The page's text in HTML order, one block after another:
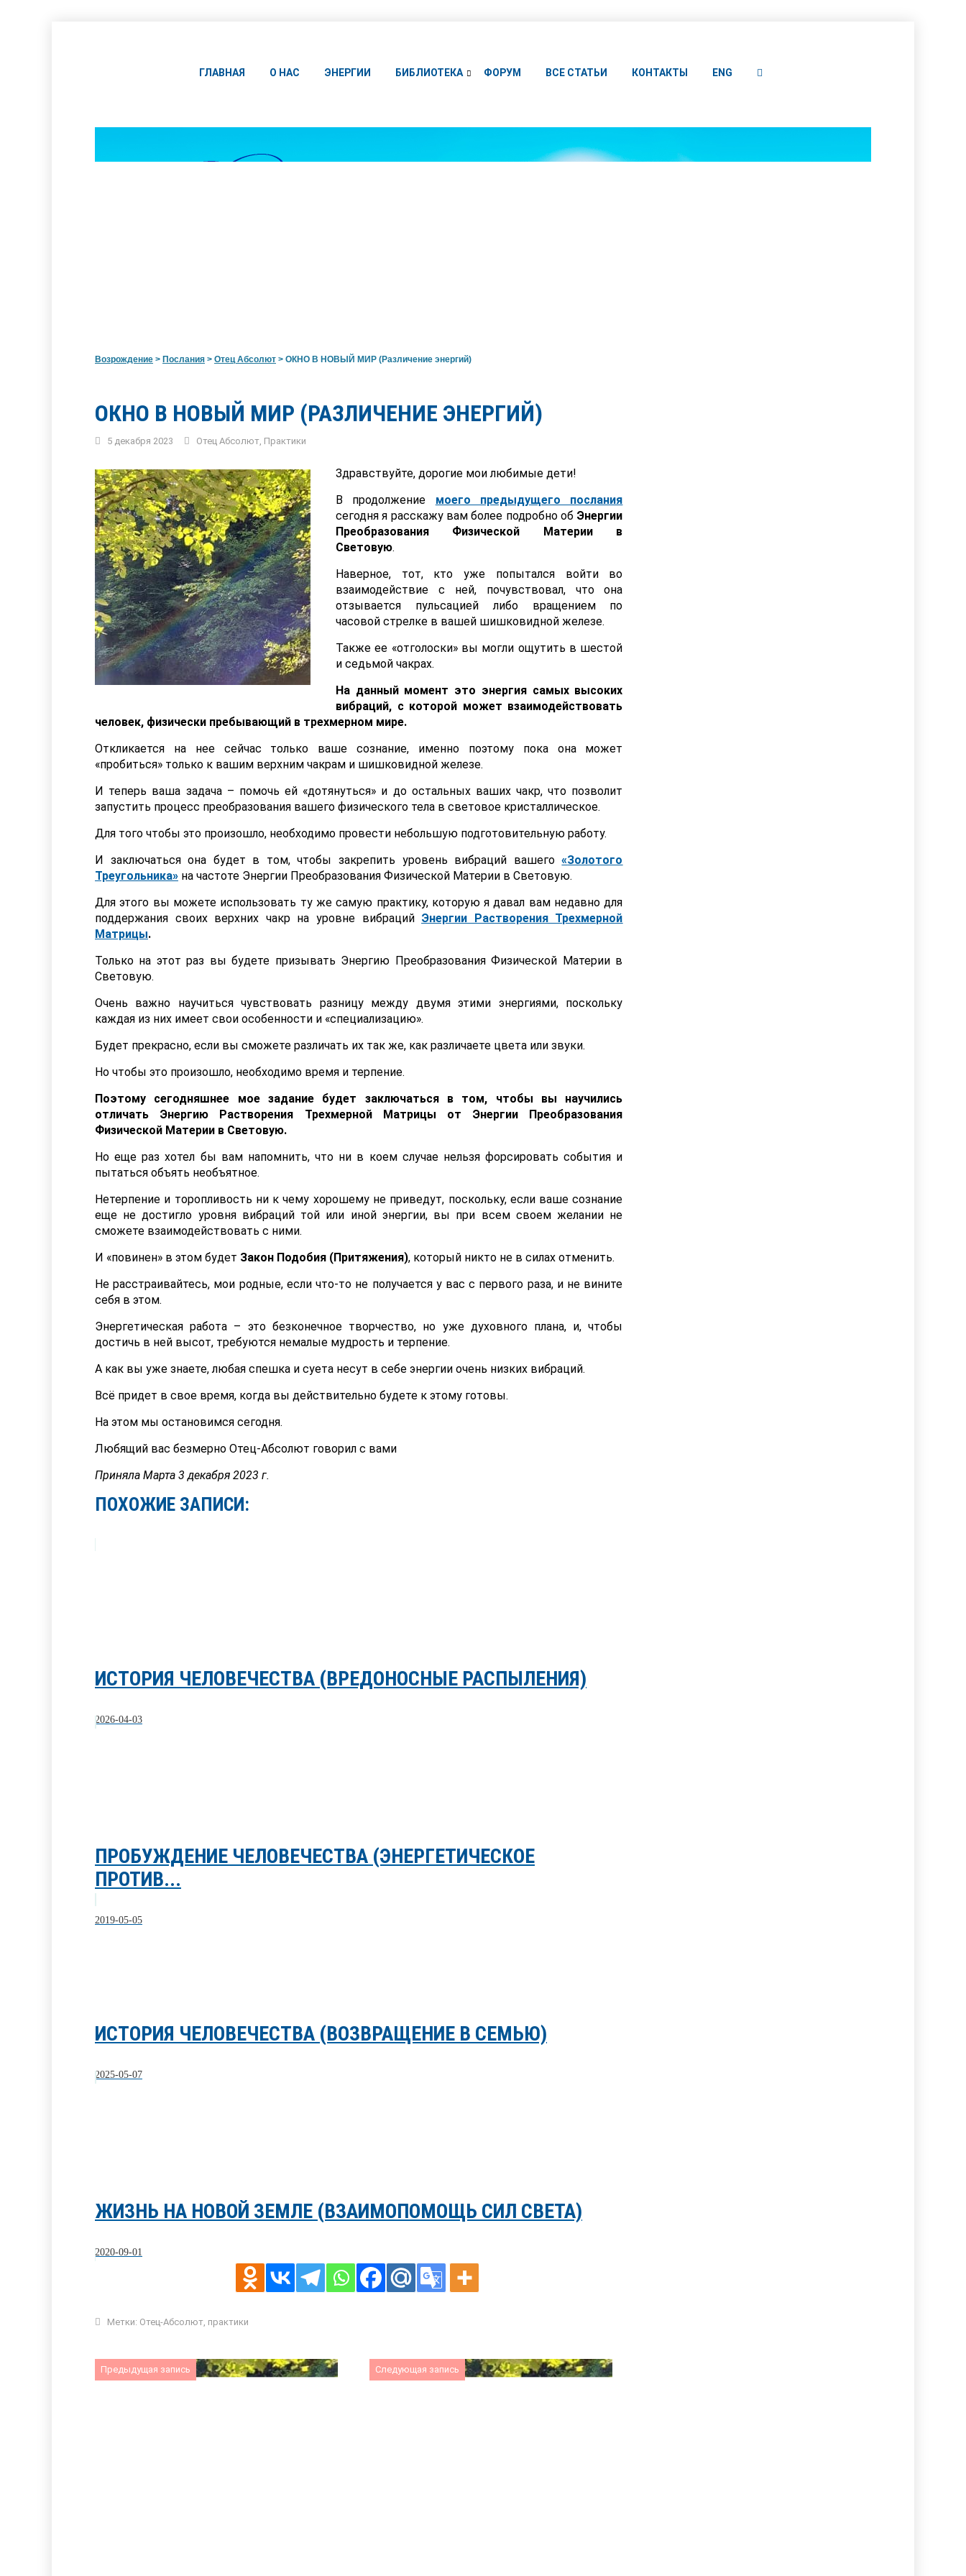
ГЛАВНАЯ О НАС ЭНЕРГИИ БИБЛИОТЕКА ФОРУМ ВСЕ СТАТЬИ КОНТАКТЫ ENG
Возрождение > Послания > Отец Абсолют > ОКНО В НОВЫЙ МИР (Различение энергий)
ОКНО В НОВЫЙ МИР (РАЗЛИЧЕНИЕ ЭНЕРГИЙ)
5 декабря 2023 Отец Абсолют, Практики
Здравствуйте, дорогие мои любимые дети!
В продолжение моего предыдущего послания
сегодня я расскажу вам более подробно об Энергии
Преобразования Физической Материи в
Световую.
Наверное, тот, кто уже попытался войти во
взаимодействие с ней, почувствовал, что она
отзывается пульсацией либо вращением по
часовой стрелке в вашей шишковидной железе.
Также ее «отголоски» вы могли ощутить в шестой
и седьмой чакрах.
На данный момент это энергия самых высоких
вибраций, с которой может взаимодействовать
человек, физически пребывающий в трехмерном мире.
Откликается на нее сейчас только ваше сознание, именно поэтому пока она может
«пробиться» только к вашим верхним чакрам и шишковидной железе.
И теперь ваша задача – помочь ей «дотянуться» и до остальных ваших чакр, что позволит
запустить процесс преобразования вашего физического тела в световое кристаллическое.
Для того чтобы это произошло, необходимо провести небольшую подготовительную работу.
И заключаться она будет в том, чтобы закрепить уровень вибраций вашего«Золотого
Треугольника» на частоте Энергии Преобразования Физической Материи в Световую.
Для этого вы можете использовать ту же самую практику, которую я давал вам недавно для
поддержания своих верхних чакр на уровне вибраций Энергии Растворения Трехмерной
Матрицы.
Только на этот раз вы будете призывать Энергию Преобразования Физической Материи в
Световую.
Очень важно научиться чувствовать разницу между двумя этими энергиями, поскольку
каждая из них имеет свои особенности и «специализацию».
Будет прекрасно, если вы сможете различать их так же, как различаете цвета или звуки.
Но чтобы это произошло, необходимо время и терпение.
Поэтому сегодняшнее мое задание будет заключаться в том, чтобы вы научились
отличать Энергию Растворения Трехмерной Матрицы от Энергии Преобразования
Физической Материи в Световую.
Но еще раз хотел бы вам напомнить, что ни в коем случае нельзя форсировать события и
пытаться объять необъятное.
Нетерпение и торопливость ни к чему хорошему не приведут, поскольку, если ваше сознание
еще не достигло уровня вибраций той или иной энергии, вы при всем своем желании не
сможете взаимодействовать с ними.
И «повинен» в этом будет Закон Подобия (Притяжения), который никто не в силах отменить.
Не расстраивайтесь, мои родные, если что-то не получается у вас с первого раза, и не вините
себя в этом.
Энергетическая работа – это безконечное творчество, но уже духовного плана, и, чтобы
достичь в ней высот, требуются немалые мудрость и терпение.
А как вы уже знаете, любая спешка и суета несут в себе энергии очень низких вибраций.
Всё придет в свое время, когда вы действительно будете к этому готовы.
На этом мы остановимся сегодня.
Любящий вас безмерно Отец-Абсолют говорил с вами
Приняла Марта 3 декабря 2023 г.
ПОХОЖИЕ ЗАПИСИ:
ИСТОРИЯ ЧЕЛОВЕЧЕСТВА (ВРЕДОНОСНЫЕ РАСПЫЛЕНИЯ)
2026-04-03
ПРОБУЖДЕНИЕ ЧЕЛОВЕЧЕСТВА (ЭНЕРГЕТИЧЕСКОЕ
ПРОТИВ...
2019-05-05
ИСТОРИЯ ЧЕЛОВЕЧЕСТВА (ВОЗВРАЩЕНИЕ В СЕМЬЮ)
2025-05-07
ЖИЗНЬ НА НОВОЙ ЗЕМЛЕ (ВЗАИМОПОМОЩЬ СИЛ СВЕТА)
2020-09-01
Метки: Отец-Абсолют, практики
Предыдущая запись Следующая запись